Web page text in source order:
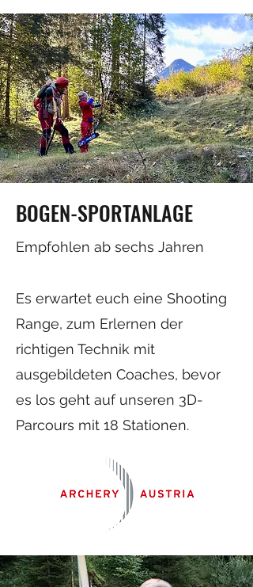
BOGEN-SPORTANLAGE
Empfohlen ab sechs Jahren
Es erwartet euch eine Shooting
Range, zum Erlernen der
richtigen Technik mit
ausgebildeten Coaches, bevor
es los geht auf unseren 3D-
Parcours mit 18 Stationen.